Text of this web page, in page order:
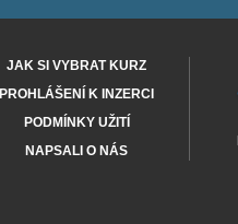
JAK SI VYBRAT KURZ
PROHLÁŠENÍ K INZERCI
PODMÍNKY UŽITÍ
NAPSALI O NÁS